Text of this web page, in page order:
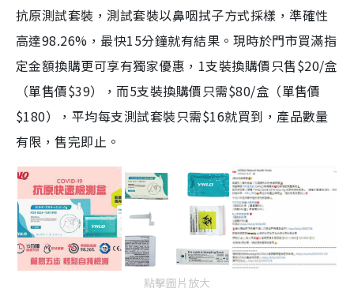
抗原測試套裝，測試套裝以鼻咽拭子方式採樣，準確性
高達98.26%，最快15分鐘就有結果。現時於門市買滿指
定金額換購更可享有獨家優惠，1支裝換購價只售$20/盒
（單售價$39），而5支裝換購價只需$80/盒（單售價
$180），平均每支測試套裝只需$16就買到，產品數量
有限，售完即止。
點擊圖片放大